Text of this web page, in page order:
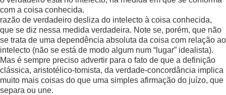
com a coisa conhecida.
razão de verdadeiro desliza do intelecto à coisa conhecida,
que se diz nessa medida verdadeira. Note se, porém, que não
se trata de uma dependência absoluta da coisa com relação ao
intelecto (não se está de modo algum num “lugar” idealista).
Mas é sempre preciso advertir para o fato de que a definição
clássica, aristotélico-tomista, da verdade-concordância implica
muito mais coisas do que uma simples afirmação do juízo, que
separa ou une.